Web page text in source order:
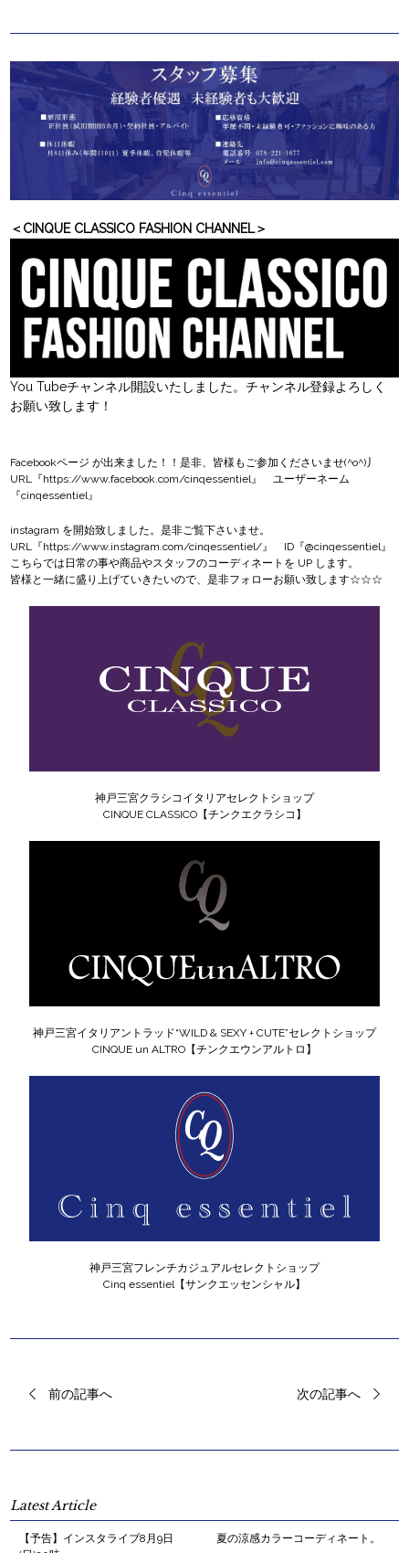
＜CINQUE CLASSICO FASHION CHANNEL＞
You Tubeチャンネル開設いたしました。チャンネル登録よろしく
お願い致します！
Facebookページ が出来ました！！是非、皆様もご参加くださいませ(^o^)丿
URL『https://www.facebook.com/cinqessentiel』 ユーザーネーム
『cinqessentiel』
instagram を開始致しました。是非ご覧下さいませ。
URL『https://www.instagram.com/cinqessentiel/』 ID『@cinqessentiel』
こちらでは日常の事や商品やスタッフのコーディネートを UP します。
皆様と一緒に盛り上げていきたいので、是非フォローお願い致します☆☆☆
神戸三宮クラシコイタリアセレクトショップ
CINQUE CLASSICO【チンクエクラシコ】
神戸三宮イタリアントラッド“WILD & SEXY + CUTE”セレクトショップ
CINQUE un ALTRO【チンクエウンアルトロ】
神戸三宮フレンチカジュアルセレクトショップ
Cinq essentiel【サンクエッセンシャル】
前の記事へ 次の記事へ
Latest Article
【予告】インスタライブ8月9日
夏の涼感カラーコーディネート。